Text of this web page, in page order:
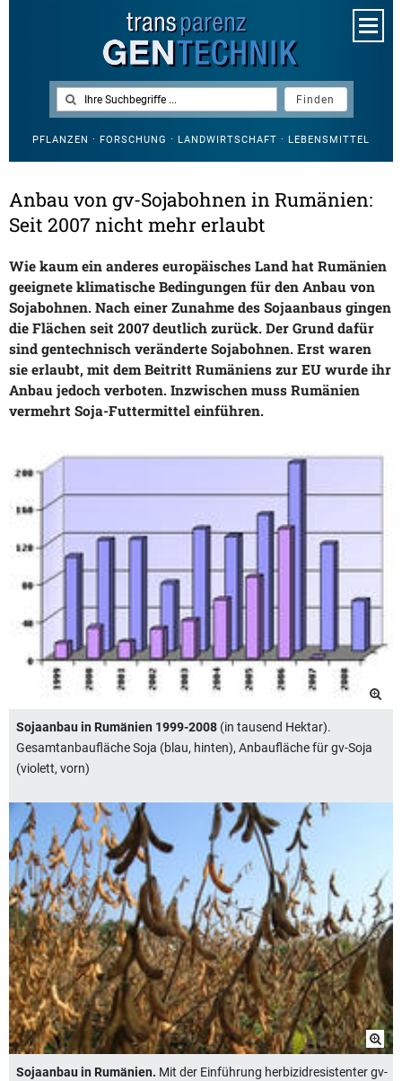
PFLANZEN · FORSCHUNG · LANDWIRTSCHAFT · LEBENSMITTEL
Anbau von gv-Sojabohnen in Rumänien:
Seit 2007 nicht mehr erlaubt
Wie kaum ein anderes europäisches Land hat Rumänien
geeignete klimatische Bedingungen für den Anbau von
Sojabohnen. Nach einer Zunahme des Sojaanbaus gingen
die Flächen seit 2007 deutlich zurück. Der Grund dafür
sind gentechnisch veränderte Sojabohnen. Erst waren
sie erlaubt, mit dem Beitritt Rumäniens zur EU wurde ihr
Anbau jedoch verboten. Inzwischen muss Rumänien
vermehrt Soja-Futtermittel einführen.
Sojaanbau in Rumänien 1999-2008 (in tausend Hektar).
Gesamtanbaufläche Soja (blau, hinten), Anbaufläche für gv-Soja
(violett, vorn)
Sojaanbau in Rumänien. Mit der Einführung herbizidresistenter gv-